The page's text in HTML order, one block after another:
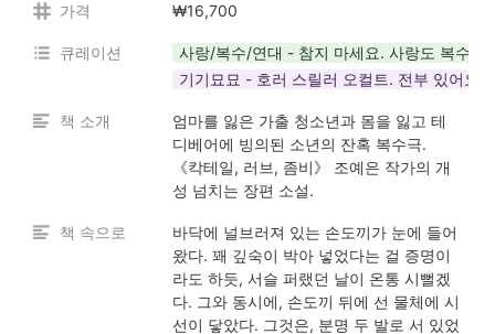
가격 ₩16,700
큐레이션
사랑/복수/연대 - 참지 마세요. 사랑도 복수도
기기묘묘 - 호러 스릴러 오컬트. 전부 있어요
책 소개
엄마를 잃은 가출 청소년과 몸을 잃고 테
디베어에 빙의된 소년의 잔혹 복수극.
《칵테일, 러브, 좀비》 조예은 작가의 개
성 넘치는 장편 소설.
책 속으로
바닥에 널브러져 있는 손도끼가 눈에 들어
왔다. 꽤 깊숙이 박아 넣었다는 걸 증명이
라도 하듯, 서슬 퍼랬던 날이 온통 시뻘겠
다. 그와 동시에, 손도끼 뒤에 선 물체에 시
선이 닿았다. 그것은, 분명 두 발로 서 있었